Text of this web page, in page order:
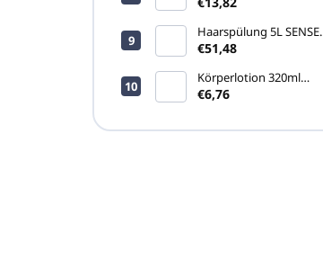
Haarspülung 5L SENSE
(Kanister)
€51,48
Körperlotion 320ml
ARGAN SOURCE (TREND
€6,76